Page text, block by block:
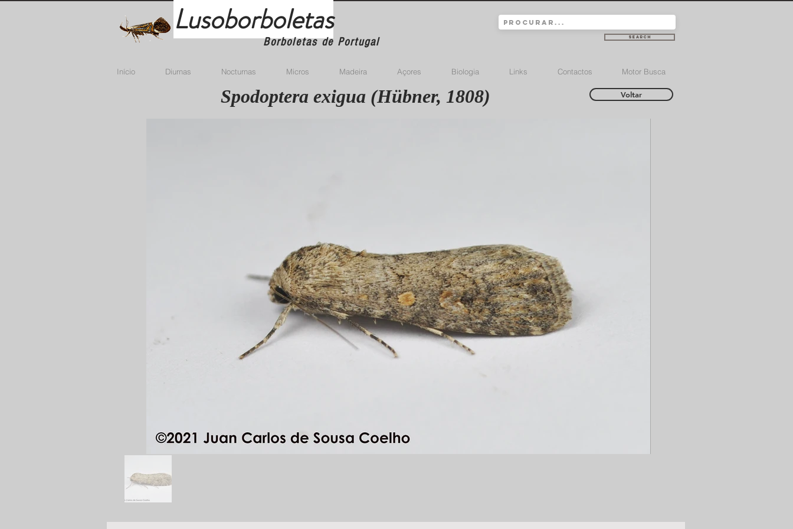
Lusoborboletas
Borboletas de Portugal Search
Início Diurnas Nocturnas Micros Madeira Açores Biologia Links Contactos Motor Busca
Spodoptera exigua (Hübner, 1808) Voltar